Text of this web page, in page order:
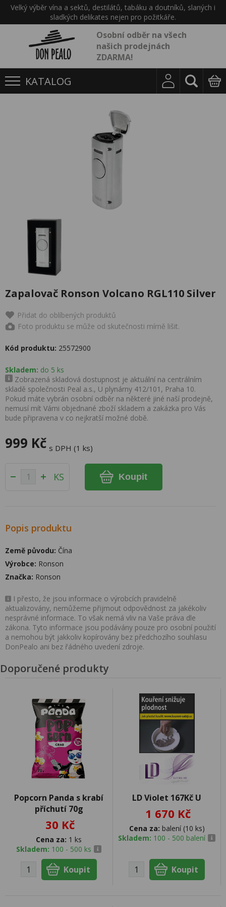
Velký výběr vína a sektů, destilátů, tabáku a doutníků, slaných i
sladkých delikates nejen pro požitkáře.
Osobní odběr na všech
našich prodejnách
ZDARMA!
KATALOG
Zapalovač Ronson Volcano RGL110 Silver
Přidat do oblíbených produktů
Foto produktu se může od skutečnosti mírně lišit.
Kód produktu: 25572900
Skladem: do 5 ks
Zobrazená skladová dostupnost je aktuální na centrálním
skladě společnosti Peal a.s., U plynárny 412/101, Praha 10.
Pokud máte vybrán osobní odběr na některé jiné naší prodejně,
nemusí mít Vámi objednané zboží skladem a zakázka pro Vás
bude připravena v co nejkratší možné době.
999 Kč s DPH (1 ks)
KS Koupit
Popis produktu
Země původu: Čína
Výrobce: Ronson
Značka: Ronson
I přesto, že jsou informace o výrobcích pravidelně
aktualizovány, nemůžeme přijmout odpovědnost za jakékoliv
nesprávné informace. To však nemá vliv na Vaše práva dle
zákona. Tyto informace jsou podávány pouze pro osobní použití
a nemohou být jakkoliv kopírovány bez předchozího souhlasu
DonPealo ani bez řádného uvedení zdroje.
Doporučené produkty
Popcorn Panda s krabí
příchutí 70g
30 Kč
Cena za: 1 ks
Skladem: 100 - 500 ks
LD Violet 167Kč U
1 670 Kč
Cena za: balení (10 ks)
Skladem: 100 - 500 balení